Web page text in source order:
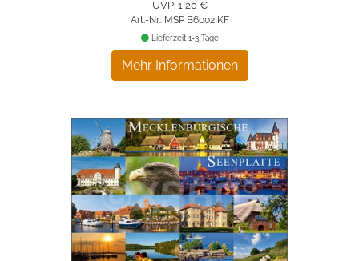
UVP: 1,20 €
Art.-Nr.: MSP B6002 KF
Mehr Informationen
Lieferzeit 1-3 Tage